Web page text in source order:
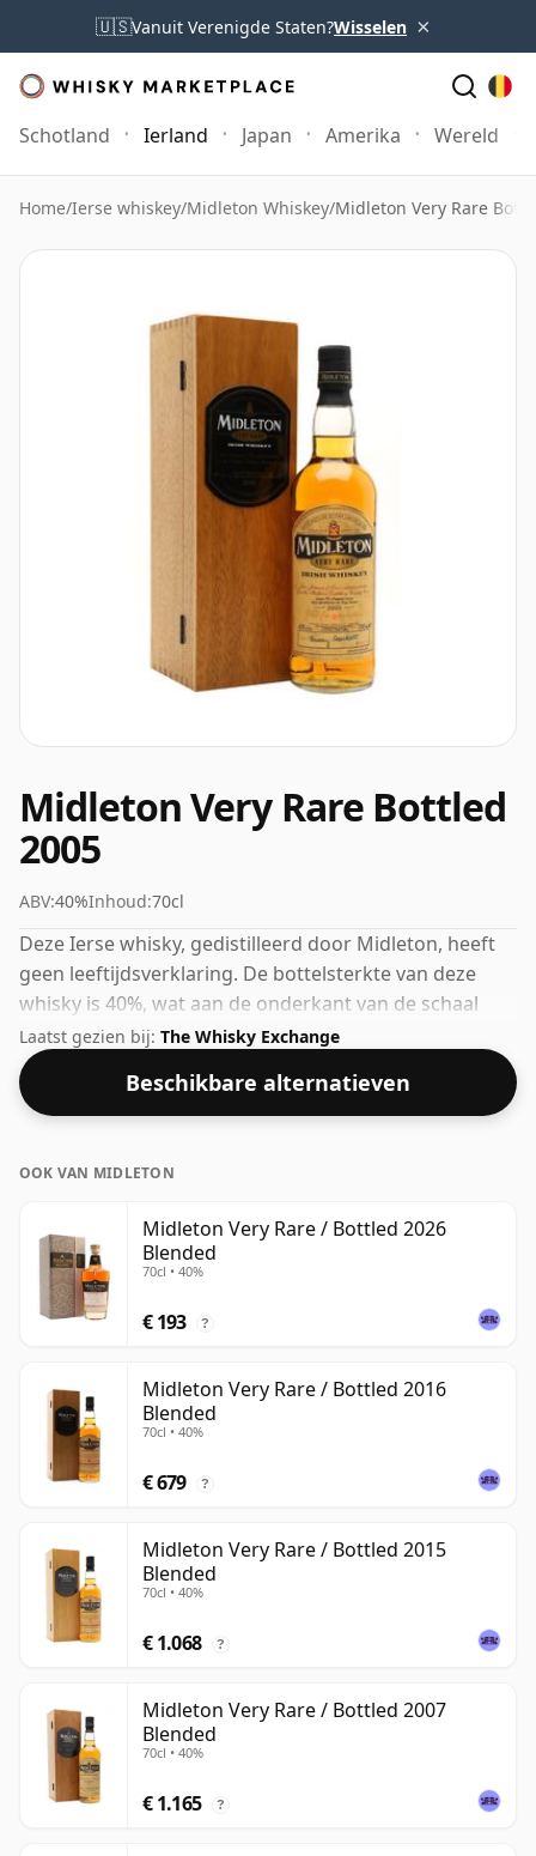
🇺🇸Vanuit Verenigde Staten?Wisselen ×
Schotland Ierland Japan Amerika Wereld
Home/Ierse whiskey/Midleton Whiskey/Midleton Very Rare
Midleton Very Rare Bottled
2005
ABV:40%Inhoud:70cl
Deze Ierse whisky, gedistilleerd door Midleton, heeft
geen leeftijdsverklaring. De bottelsterkte van deze
whisky is 40%, wat aan de onderkant van de schaal
voor whisky's ligt. Hoewel veel consumenten er
tegenwoordig op aandringen dat producenten dichter
bij de 43% of 46% bottelen, zijn er nog steeds enkele
fijne whisky's met een lagere sterkte.
Laatst gezien bij: The Whisky Exchange
Beschikbare alternatieven
OOK VAN MIDLETON
Midleton Very Rare / Bottled 2026
Blended
70cl • 40%
€ 193 ?
Midleton Very Rare / Bottled 2016
Blended
70cl • 40%
€ 679 ?
Midleton Very Rare / Bottled 2015
Blended
70cl • 40%
€ 1.068 ?
Midleton Very Rare / Bottled 2007
Blended
70cl • 40%
€ 1.165 ?